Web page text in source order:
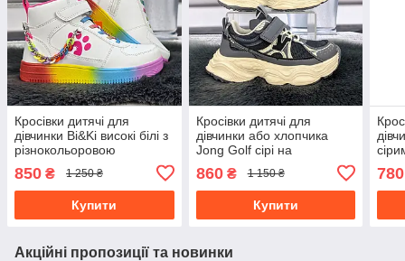
Кросівки дитячі для
дівчинки Bi&Ki високі білі з
різнокольоровою
850 ₴ 1 250 ₴
Купити
Кросівки дитячі для
дівчинки або хлопчика
Jong Golf сірі на
сіткою 5666
860₴ 1 150 ₴
Купити
780
Акційні пропозиції та новинки